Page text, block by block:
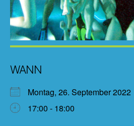
WANN
Montag, 26. September 2022
17:00 - 18:00